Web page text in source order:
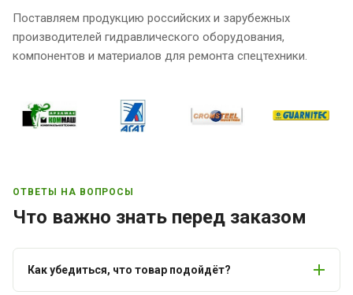
Поставляем продукцию российских и зарубежных
производителей гидравлического оборудования,
компонентов и материалов для ремонта спецтехники.
ОТВЕТЫ НА ВОПРОСЫ
Что важно знать перед заказом
Как убедиться, что товар подойдёт?